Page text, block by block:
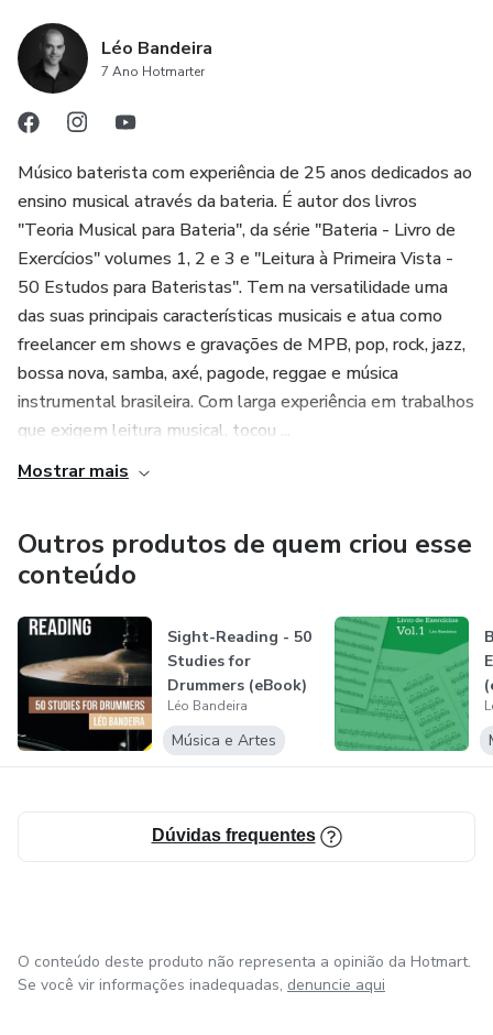
Léo Bandeira
7 Ano Hotmarter
Músico baterista com experiência de 25 anos dedicados ao
ensino musical através da bateria. É autor dos livros
"Teoria Musical para Bateria", da série "Bateria - Livro de
Exercícios" volumes 1, 2 e 3 e "Leitura à Primeira Vista -
50 Estudos para Bateristas". Tem na versatilidade uma
das suas principais características musicais e atua como
freelancer em shows e gravações de MPB, pop, rock, jazz,
bossa nova, samba, axé, pagode, reggae e música
instrumental brasileira. Com larga experiência em trabalhos
que exigem leitura musical, tocou ...
Mostrar mais
Outros produtos de quem criou esse
conteúdo
Sight-Reading - 50
Studies for
Drummers (eBook)
Léo Bandeira
Música e Artes
Dúvidas frequentes
O conteúdo deste produto não representa a opinião da Hotmart.
Se você vir informações inadequadas, denuncie aqui